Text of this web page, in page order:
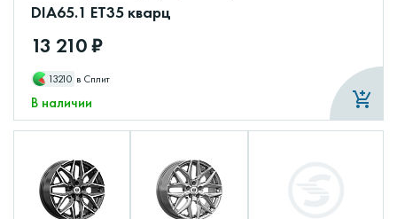
DIA65.1 ET35 кварц
13 210 ₽
13210 в Сплит
В наличии